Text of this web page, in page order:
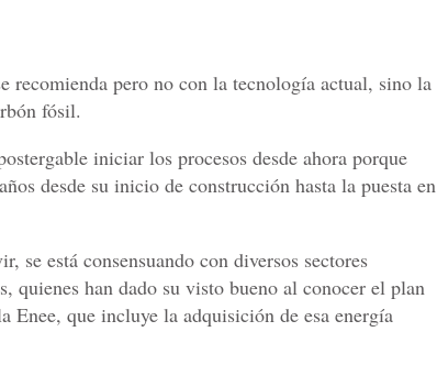
recomienda pero no con la tecnología actual, sino la
fósil.
iniciar los procesos desde ahora porque
desde su inicio de construcción hasta la puesta en
se está consensuando con diversos sectores
quienes han dado su visto bueno al conocer el plan
Enee, que incluye la adquisición de esa energía